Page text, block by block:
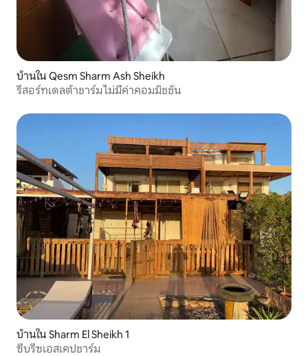
บ้านใน Qesm Sharm Ash Sheikh
รีสอร์ทเดลต้าชาร์ม ไม่มีค่าคอมมิชชั่น
บ้านใน Sharm El Sheikh 1
ซีบรีซเอสเคปชาร์ม